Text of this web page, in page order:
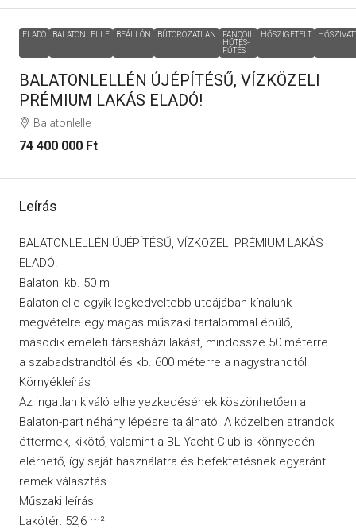
ELADÓ BALATONLELLE BEÁLLÓN BÚTOROZATLAN
FANCOIL
HŰTÉS-
FŰTÉS
HŐSZIGETELT
BALATONLELLÉN ÚJÉPÍTÉSŰ, VÍZKÖZELI
PRÉMIUM LAKÁS ELADÓ!
Balatonlelle
74 400 000 Ft
Leírás
BALATONLELLÉN ÚJÉPÍTÉSŰ, VÍZKÖZELI PRÉMIUM LAKÁS
ELADÓ!
Balaton: kb. 50 m
Balatonlelle egyik legkedveltebb utcájában kínálunk
megvételre egy magas műszaki tartalommal épülő,
második emeleti társasházi lakást, mindössze 50 méterre
a szabadstrandtól és kb. 600 méterre a nagystrandtól.
Környékleírás
Az ingatlan kiváló elhelyezkedésének köszönhetően a
Balaton-part néhány lépésre található. A közelben strandok,
éttermek, kikötő, valamint a BL Yacht Club is könnyedén
elérhető, így saját használatra és befektetésnek egyaránt
remek választás.
Műszaki leírás
Lakótér: 52,6 m²